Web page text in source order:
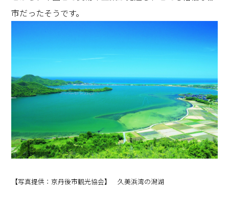
市だったそうです。
【写真提供：京丹後市観光協会】 久美浜湾の潟湖